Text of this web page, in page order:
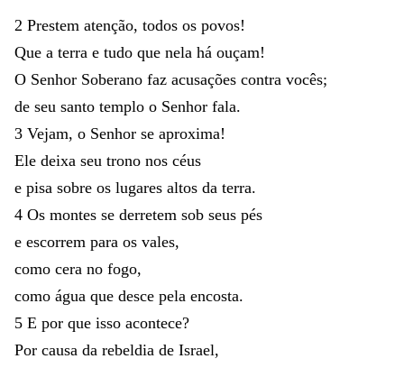
2 Prestem atenção, todos os povos!
Que a terra e tudo que nela há ouçam!
O Senhor Soberano faz acusações contra vocês;
de seu santo templo o Senhor fala.
3 Vejam, o Senhor se aproxima!
Ele deixa seu trono nos céus
e pisa sobre os lugares altos da terra.
4 Os montes se derretem sob seus pés
e escorrem para os vales,
como cera no fogo,
como água que desce pela encosta.
5 E por que isso acontece?
Por causa da rebeldia de Israel,